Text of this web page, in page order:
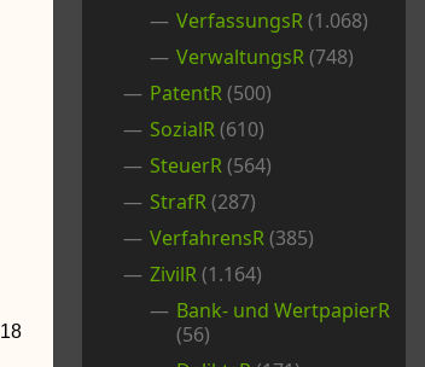
18
VerfassungsR(1.068)
VerwaltungsR(748)
PatentR(500)
SozialR(610)
SteuerR(564)
StrafR(287)
VerfahrensR(385)
ZivilR(1.164)
Bank- und WertpapierR
(56)